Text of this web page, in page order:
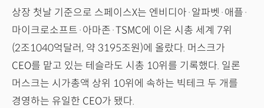
상장 첫날 기준으로 스페이스X는 엔비디아·알파벳·애플·
마이크로소프트·아마존·TSMC에 이은 시총 세계 7위
(2조1040억달러, 약 3195조원)에 올랐다. 머스크가
CEO를 맡고 있는 테슬라도 시총 10위를 기록했다. 일론
머스크는 시가총액 상위 10위에 속하는 빅테크 두 개를
경영하는 유일한 CEO가 됐다.